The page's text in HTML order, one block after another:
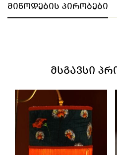
მიწოდების პირობები
ᲛᲡᲒᲐᲕᲡᲘ